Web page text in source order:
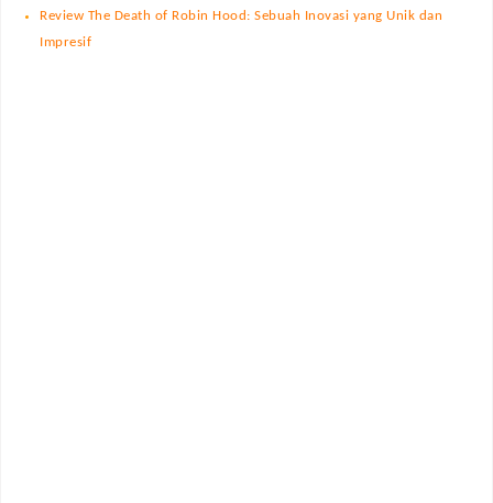
Review The Death of Robin Hood: Sebuah Inovasi yang Unik dan
Impresif